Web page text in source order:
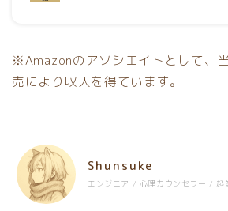
※Amazonのアソシエイトとして、
売により収入を得ています。
Shunsuke
エンジニア / 心理カウンセラー / 起